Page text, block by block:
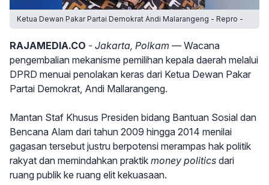
Ketua Dewan Pakar Partai Demokrat Andi Malarangeng - Repro -
RAJAMEDIA.CO - Jakarta, Polkam —Wacana
pengembalian mekanisme pemilihan kepala daerah melalui
DPRD menuai penolakan keras dari Ketua Dewan Pakar
Partai Demokrat, Andi Mallarangeng.
Mantan Staf Khusus Presiden bidang Bantuan Sosial dan
Bencana Alam dari tahun 2009 hingga 2014 menilai
gagasan tersebut justru berpotensi merampas hak politik
rakyat dan memindahkan praktik money politics dari
ruang publik ke ruang elit kekuasaan.